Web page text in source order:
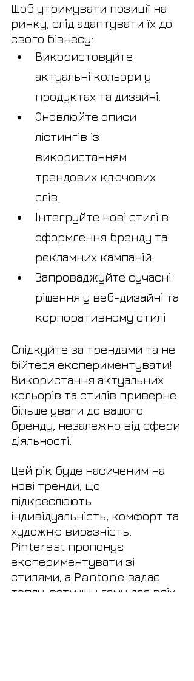
Щоб утримувати позиції на
ринку, слід адаптувати їх до
свого бізнесу:
Використовуйте
актуальні кольори у
продуктах та дизайні.
Оновлюйте описи
лістингів із
використанням
трендових ключових
слів.
Інтегруйте нові стилі в
оформлення бренду та
рекламних кампаній.
Запроваджуйте сучасні
рішення у веб-дизайні та
корпоративному стилі
Слідкуйте за трендами та не
бійтеся експериментувати!
Використання актуальних
кольорів та стилів приверне
більше уваги до вашого
бренду, незалежно від сфери
діяльності.
Цей рік буде насиченим на
нові тренди, що
підкреслюють
індивідуальність, комфорт та
художню виразність.
Pinterest пропонує
експериментувати зі
стилями, а Pantone задає
теплу, затишну гаму для всіх